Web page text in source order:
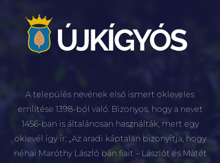
A település nevének első ismert okleveles
említése 1398-ból való. Bizonyos, hogy a nevet
1456-ban is általánosan használták, mert egy
oklevél így ír: „Az aradi káptalan bizonyítja, hogy
néhai Maróthy László bán fiait – Lászlót és Mátét